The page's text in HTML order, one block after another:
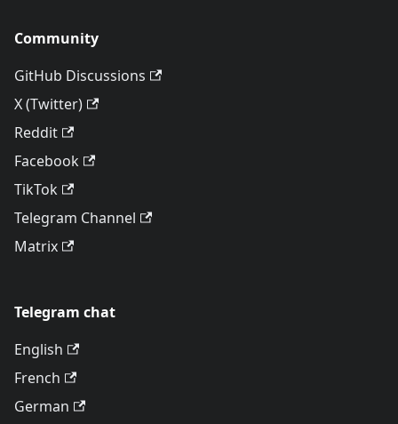
Community
GitHub Discussions
X (Twitter)
Reddit
Facebook
TikTok
Telegram Channel
Matrix
Telegram chat
English
French
German